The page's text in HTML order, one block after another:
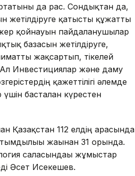
да рас. Сондықтан да,
жетілдіруге қатысты құжатты
қойнауын пайдаланушылар
базасын жетілдіруге,
жақсартып, тікелей
Ал Инвестициялар және даму
қажеттілігі әлемде
басталған күрестен
Қазақстан 112 елдің арасында
жағынан 31 орында.
саласындағы жұмыстар
Әсет Исекешев.